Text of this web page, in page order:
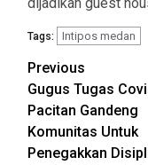
dijadikan guest
Tags: Intipos medan
Post
Previous
Gugus Tugas
Pacitan Gandeng
Komunitas Untuk
Penegakkan